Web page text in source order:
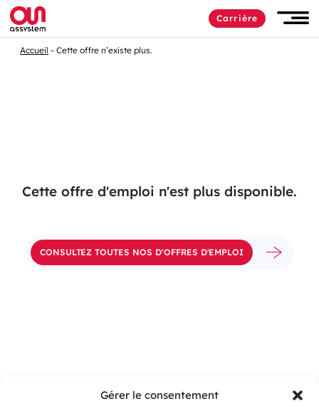
Gérer le consentement
Passer
au
contenu
Carrière
Accueil Cette offre n’existe plus.
Cette offre d'emploi n'est plus disponible.
CONSULTEZ TOUTES NOS D'OFFRES D'EMPLOI